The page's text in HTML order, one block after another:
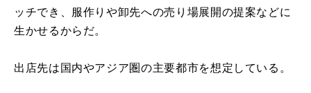
ッチでき、服作りや卸先への売り場展開の提案などに
生かせるからだ。
出店先は国内やアジア圏の主要都市を想定している。